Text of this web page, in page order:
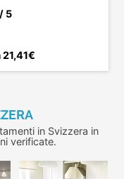
5
21,41€
in Svizzera in
verificate.